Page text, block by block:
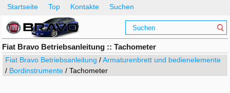
Startseite Top Kontakte Suchen
Fiat Bravo Betriebsanleitung :: Tachometer
Fiat Bravo Betriebsanleitung /Armaturenbrett und bedienelemente
/ Bordinstrumente / Tachometer